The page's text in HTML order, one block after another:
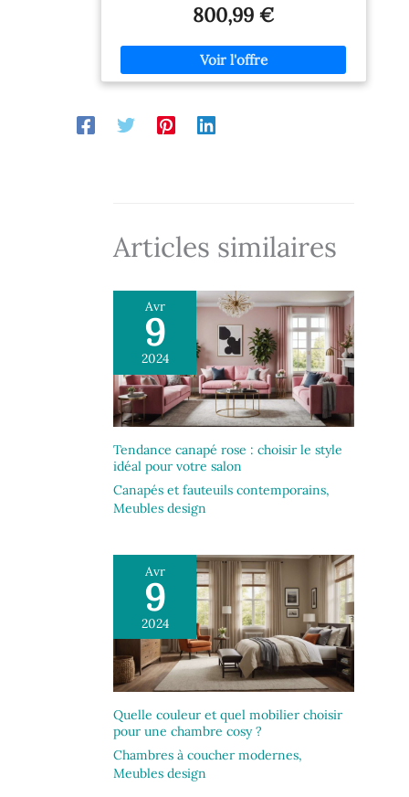
d'assise : 42 cm, Profondeur d'assise : 54 cm &
Garnissage d'assise : Mousse polyuréthane
particulièrement conviviale Faites confiance à
Vente-unique : plus de 3 millions de clients
livrés et 94 % de satisfaction ! Profitez d’un
excellent rapport qualité-prix.
800,99 €
Articles similaires
Avr
9
2024
Tendance canapé rose : choisir le style
idéal pour votre salon
Canapés et fauteuils contemporains,
Meubles design
Avr
9
2024
Quelle couleur et quel mobilier choisir
pour une chambre cosy ?
Chambres à coucher modernes,
Meubles design